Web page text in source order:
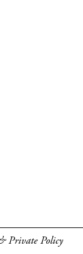
Private Policy